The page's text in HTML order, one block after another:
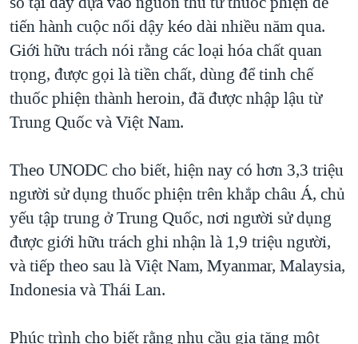
tiến hành cuộc nổi dậy kéo dài nhiều năm qua.
Giới hữu trách nói rằng các loại hóa chất quan
trọng, được gọi là tiền chất, dùng để tinh chế
thuốc phiện thành heroin, đã được nhập lậu từ
Trung Quốc và Việt Nam.
Theo UNODC cho biết, hiện nay có hơn 3,3 triệu
người sử dụng thuốc phiện trên khắp châu Á, chủ
yếu tập trung ở Trung Quốc, nơi người sử dụng
được giới hữu trách ghi nhận là 1,9 triệu người,
và tiếp theo sau là Việt Nam, Myanmar, Malaysia,
Indonesia và Thái Lan.
Phúc trình cho biết rằng nhu cầu gia tăng một